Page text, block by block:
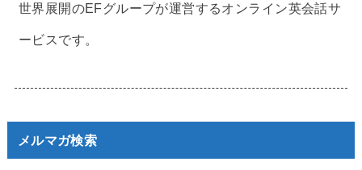
世界展開のEFグループが運営するオンライン英会話サ
ービスです。
メルマガ検索